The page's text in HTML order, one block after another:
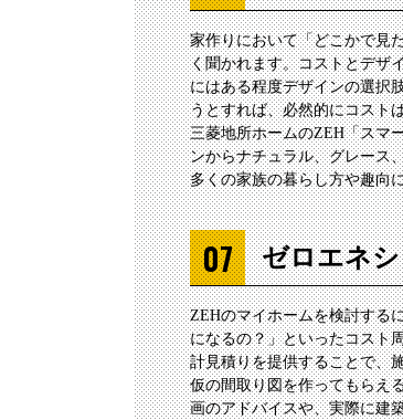
家作りにおいて「どこかで見
く聞かれます。コストとデザ
にはある程度デザインの選択
うとすれば、必然的にコスト
三菱地所ホームのZEH「スマ
ンからナチュラル、グレース
多くの家族の暮らし方や趣向
ゼロエネ
ZEHのマイホームを検討する
になるの？」といったコスト
計見積りを提供することで、
仮の間取り図を作ってもらえ
画のアドバイスや、実際に建